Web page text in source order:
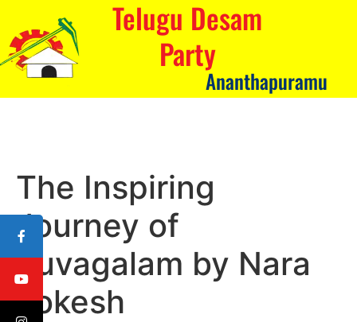
Telugu Desam
Party
Ananthapuramu
The Inspiring
Journey of
Yuvagalam by Nara
Lokesh